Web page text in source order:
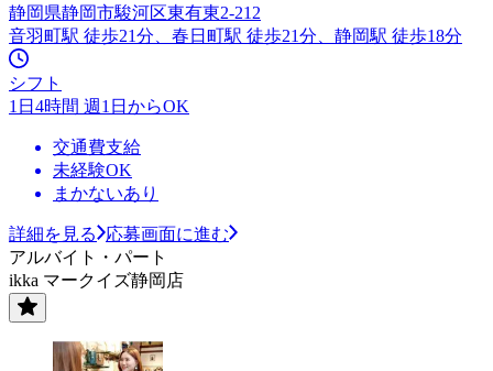
静岡県静岡市駿河区東有東2-212
音羽町駅 徒歩21分、春日町駅 徒歩21分、静岡駅 徒歩18分
シフト
1日4時間 週1日からOK
交通費支給
未経験OK
まかないあり
詳細を見る
応募画面に進む
アルバイト・パート
ikka マークイズ静岡店